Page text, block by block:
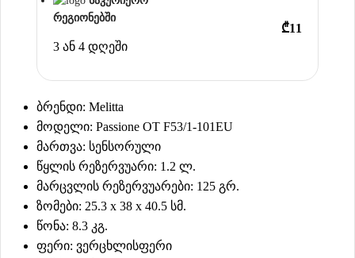
რეგიონებში
3 ან 4 დღეში
₾11
ბრენდი: Melitta
მოდელი: Passione OT F53/1-101EU
მართვა: სენსორული
წყლის რეზერვუარი: 1.2 ლ.
მარცვლის რეზერვუარები: 125 გრ.
ზომები: ‎25.3 x 38 x 40.5 სმ.
წონა: 8.3 კგ.
ფერი: ვერცხლისფერი